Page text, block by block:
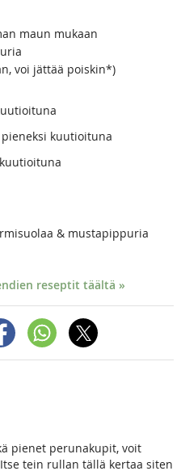
maun mukaan
voi jättää poiskin*)
kuutioituna
& mustapippuria
reseptit täältä »
pienet perunakupit, voit
tein rullan tällä kertaa siten